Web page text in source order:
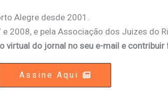
Alegre desde 2001.
2008, e pela Associação dos Juizes do
virtual do jornal no seu e-mail e
Assine Aqui